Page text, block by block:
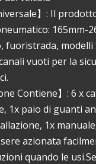
】: Il
165mm-
fuoristrada, modelli
vuoti per la
Contiene】: 6 x
1x paio di guanti
1x
azionata
quando le